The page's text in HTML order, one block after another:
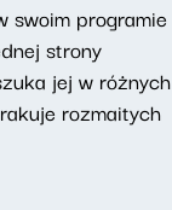
swoim programie
strony
jej w różnych
rozmaitych